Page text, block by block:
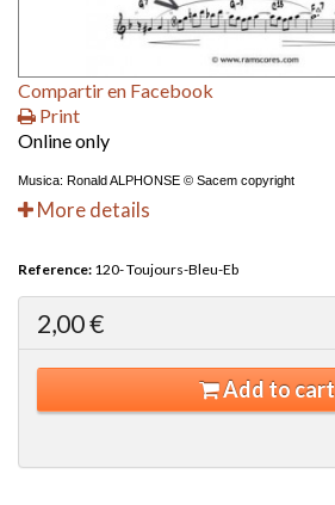
Compartir en Facebook
Print
Online only
Musica: Ronald ALPHONSE © Sacem copyright
More details
Reference: 120- Toujours-Bleu-Eb
2,00 €
Add to cart